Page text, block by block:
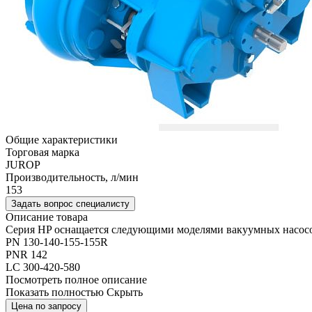
Общие характеристики
Торговая марка
JUROP
Производительность, л/мин
153
Задать вопрос специалисту
Описание товара
Серия HP оснащается следующими моделями вакуумных
PN 130-140-155-155R
PNR 142
LC 300-420-580
Посмотреть полное описание
Показать полностью Скрыть
Цена по запросу